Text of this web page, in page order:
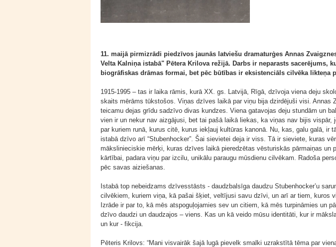
11. maijā pirmizrādi piedzīvos jaunās latviešu dramaturģes Annas
Velta Kalniņa istabā" Pētera Krilova režijā. Darbs ir neparasts sacerējums,
biogrāfiskas drāmas formai, bet pēc būtības ir eksistenciāls cilvēka likteņa
1915-1995 – tas ir laika rāmis, kurā XX. gs. Latvijā, Rīgā, dzīvoja viena deju
skaits mērāms tūkstošos. Viņas dzīves laikā par viņu bija dzirdējuši visi. Annas
teicamu dejas grīdu sadzīvo divas kundzes. Viena gatavojas deju stundām un
vien ir un nekur nav aizgājusi, bet tai pašā laikā liekas, ka viņas nav bijis vispār,
par kuriem runā, kurus citē, kurus iekļauj kultūras kanonā. Nu, kas, galu galā, ir
istabā dzīvo arī “Stubenhocker”. Šai sievietei deja ir viss. Tā ir sieviete, kuras
mākslinieciskie mērķi, kuras dzīves laikā pieredzētas vēsturiskās pārmaiņas un
kārtībai, padara viņu par izcilu, unikālu paraugu mūsdienu cilvēkam. Radoša
pēc savas aiziešanas.
Istabā top nebeidzams dzīvesstāsts - daudzbalsīga daudzu Stubenhocker’u
cilvēkiem, kuriem viņa, kā pašai šķiet, veltījusi savu dzīvi, un arī ar tiem, kuros
Izrāde ir par to, kā mēs atspoguļojamies sev un citiem, kā mēs turpināmies un
dzīvo daudzi un daudzajos – viens. Kas un kā veido mūsu identitāti, kur ir
un kur - fikcija.
Pēteris Krilovs: “Mani visvairāk šajā lugā pievelk smalki uzrakstītā tēma par